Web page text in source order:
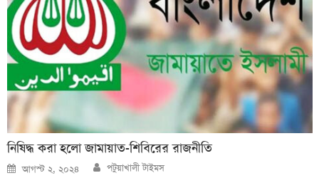
নিষিদ্ধ করা হলো জামায়াত-শিবিরের রাজনীতি
Posted
on
আগস্ট ২, ২০২৪ Author
পটুয়াখালী টাইমস